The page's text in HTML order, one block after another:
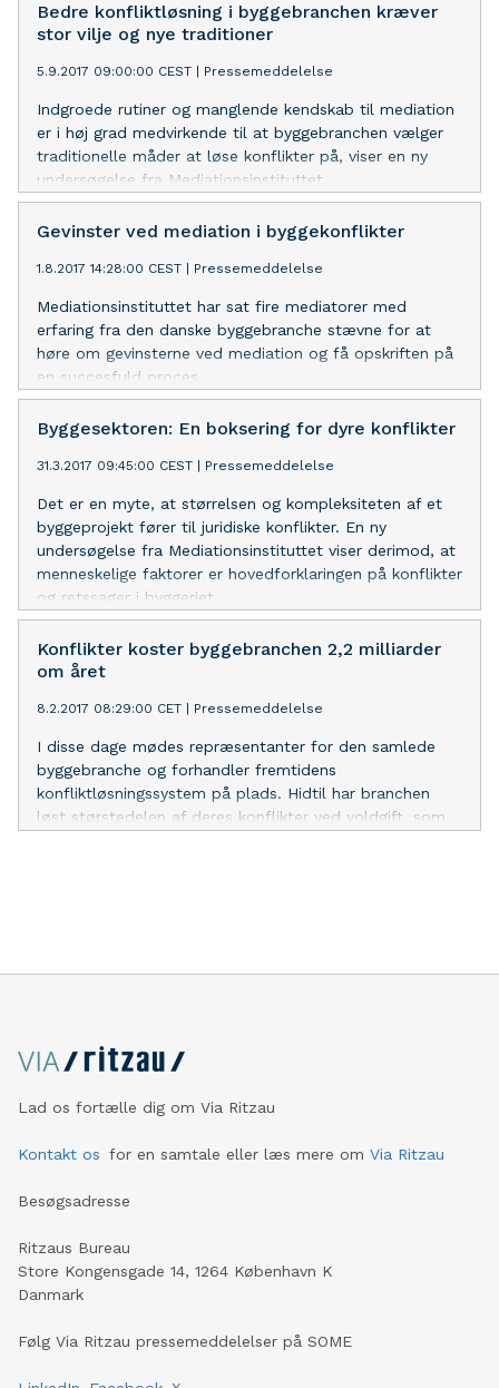
Bedre konfliktløsning i byggebranchen kræver
stor vilje og nye traditioner
5.9.2017 09:00:00 CEST Pressemeddelelse
Indgroede rutiner og manglende kendskab til mediation
er i høj grad medvirkende til at byggebranchen vælger
traditionelle måder at løse konflikter på, viser en ny
undersøgelse fra Mediationsinstituttet.
Gevinster ved mediation i byggekonflikter
1.8.2017 14:28:00 CEST Pressemeddelelse
Mediationsinstituttet har sat fire mediatorer med
erfaring fra den danske byggebranche stævne for at
høre om gevinsterne ved mediation og få opskriften på
en succesfuld proces.
Byggesektoren: En boksering for dyre konflikter
31.3.2017 09:45:00 CEST Pressemeddelelse
Det er en myte, at størrelsen og kompleksiteten af et
byggeprojekt fører til juridiske konflikter. En ny
undersøgelse fra Mediationsinstituttet viser derimod, at
menneskelige faktorer er hovedforklaringen på konflikter
og retssager i byggeriet.
Konflikter koster byggebranchen 2,2 milliarder
om året
8.2.2017 08:29:00 CET Pressemeddelelse
I disse dage mødes repræsentanter for den samlede
byggebranche og forhandler fremtidens
konfliktløsningssystem på plads. Hidtil har branchen
løst størstedelen af deres konflikter ved voldgift, som
Lad os fortælle dig om Via Ritzau
Kontakt os for en samtale eller læs mere om Via Ritzau
Besøgsadresse
Ritzaus Bureau
Store Kongensgade 14, 1264 København K
Danmark
Følg Via Ritzau pressemeddelelser på SOME